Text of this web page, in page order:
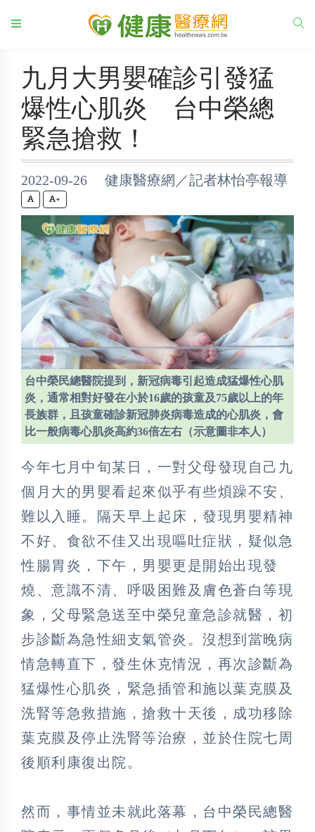
九月大男嬰確診引發猛
爆性心肌炎 台中榮總
緊急搶救！
2022-09-26 健康醫療網／記者林怡亭報導
+
台中榮民總醫院提到，新冠病毒引起造成猛爆性心肌
炎，通常相對好發在小於16歲的孩童及75歲以上的年
長族群，且孩童確診新冠肺炎病毒造成的心肌炎，會
比一般病毒心肌炎高約36倍左右（示意圖非本人）
今年七月中旬某日，一對父母發現自己九
個月大的男嬰看起來似乎有些煩躁不安、
難以入睡。隔天早上起床，發現男嬰精神
不好、食欲不佳又出現嘔吐症狀，疑似急
性腸胃炎，下午，男嬰更是開始出現發
燒、意識不清、呼吸困難及膚色蒼白等現
象，父母緊急送至中榮兒童急診就醫，初
步診斷為急性細支氣管炎。沒想到當晚病
情急轉直下，發生休克情況，再次診斷為
猛爆性心肌炎，緊急插管和施以葉克膜及
洗腎等急救措施，搶救十天後，成功移除
葉克膜及停止洗腎等治療，並於住院七周
後順利康復出院。
然而，事情並未就此落幕，台中榮民總醫